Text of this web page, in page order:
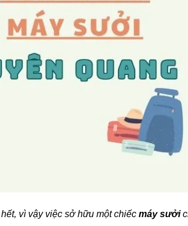
vì vậy việc sở hữu một chiếc máy sưởi